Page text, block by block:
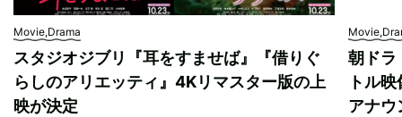
Movie,Drama
スタジオジブリ『耳をすませば』『借りぐ
らしのアリエッティ』4Kリマスター版の上
映が決定
朝ドラ
トル
アナウ